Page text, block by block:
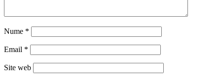
Nume *
Email *
Site web